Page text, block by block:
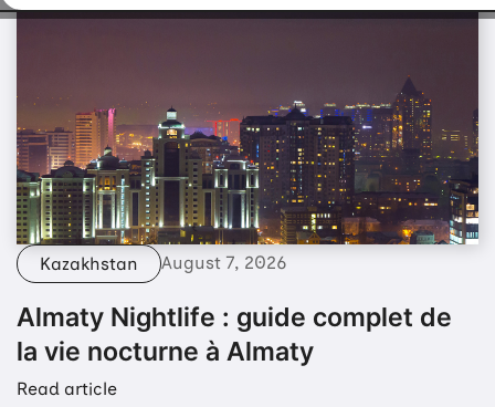
Kazakhstan August 7, 2026
Almaty Nightlife : guide complet de
la vie nocturne à Almaty
Read article